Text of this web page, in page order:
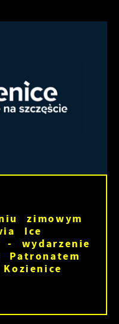
zimowym
Ice
- wydarzenie
Patronatem